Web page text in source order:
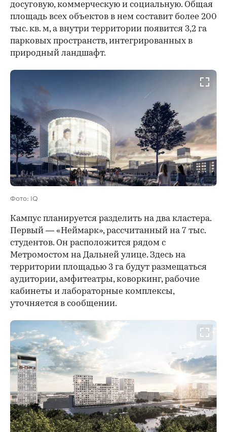
досуговую, коммерческую и социальную. Общая
площадь всех объектов в нем составит более 200
тыс. кв. м, а внутри территории появится 3,2 га
парковых пространств, интегрированных в
природный ландшафт.
Фото: IQ
Кампус планируется разделить на два кластера.
Первый — «Неймарк», рассчитанный на 7 тыс.
студентов. Он расположится рядом с
Метромостом на Дальней улице. Здесь на
территории площадью 3 га будут размещаться
аудитории, амфитеатры, коворкинг, рабочие
кабинеты и лабораторные комплексы,
уточняется в сообщении.